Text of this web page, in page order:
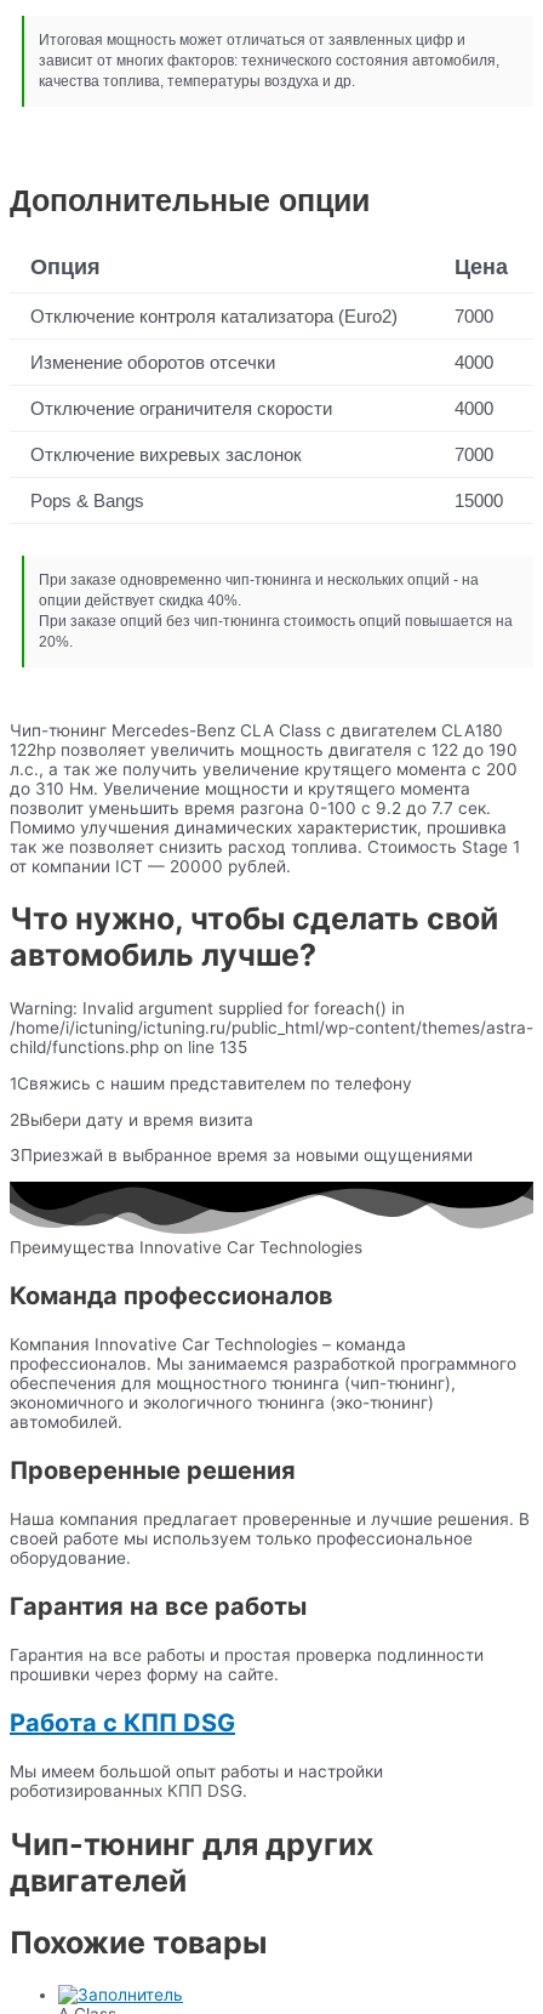
Итоговая мощность может отличаться от заявленных цифр и
зависит от многих факторов: технического состояния автомобиля,
качества топлива, температуры воздуха и др.
Дополнительные опции
Опция Цена
Отключение контроля катализатора (Euro2) 7000
Изменение оборотов отсечки 4000
Отключение ограничителя скорости 4000
Отключение вихревых заслонок 7000
Pops & Bangs 15000
При заказе одновременно чип-тюнинга и нескольких опций - на
опции действует скидка 40%.
При заказе опций без чип-тюнинга стоимость опций повышается на
20%.
Чип-тюнинг Mercedes-Benz CLA Class с двигателем CLA180
122hp позволяет увеличить мощность двигателя с 122 до 190
л.с., а так же получить увеличение крутящего момента с 200
до 310 Нм. Увеличение мощности и крутящего момента
позволит уменьшить время разгона 0-100 с 9.2 до 7.7 сек.
Помимо улучшения динамических характеристик, прошивка
так же позволяет снизить расход топлива. Стоимость Stage 1
от компании ICT — 20000 рублей.
Что нужно, чтобы сделать свой
автомобиль лучше?
Warning: Invalid argument supplied for foreach() in
/home/i/ictuning/ictuning.ru/public_html/wp-content/themes/astra-
child/functions.php on line 135
1Свяжись с нашим представителем по телефону
2Выбери дату и время визита
3Приезжай в выбранное время за новыми ощущениями
Преимущества Innovative Car Technologies
Команда профессионалов
Компания Innovative Car Technologies – команда
профессионалов. Мы занимаемся разработкой программного
обеспечения для мощностного тюнинга (чип-тюнинг),
экономичного и экологичного тюнинга (эко-тюнинг)
автомобилей.
Проверенные решения
Наша компания предлагает проверенные и лучшие решения. В
своей работе мы используем только профессиональное
оборудование.
Гарантия на все работы
Гарантия на все работы и простая проверка подлинности
прошивки через форму на сайте.
Работа с КПП DSG
Мы имеем большой опыт работы и настройки
роботизированных КПП DSG.
Чип-тюнинг для других
двигателей
Похожие товары